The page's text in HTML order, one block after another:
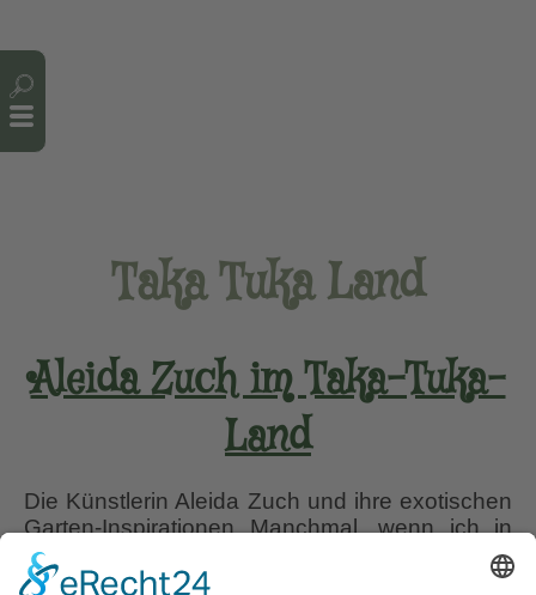
Taka Tuka Land
Aleida Zuch im Taka-Tuka-
Land
Die Künstlerin Aleida Zuch und ihre exotischen
Garten-Inspirationen Manchmal, wenn ich in
Moormerland unterwegs bin denke ich, der
ganze Ort ist ein klein wenig Taka-Tuka-Land.